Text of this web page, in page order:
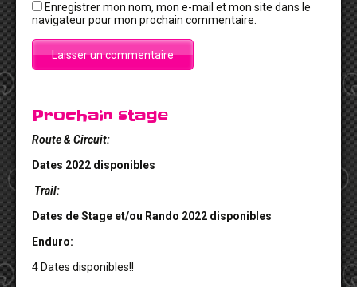
Enregistrer mon nom, mon e-mail et mon site dans le
navigateur pour mon prochain commentaire.
Prochain stage
Route & Circuit:
Dates 2022 disponibles
Trail:
Dates de Stage et/ou Rando 2022 disponibles
Enduro:
4 Dates disponibles!!